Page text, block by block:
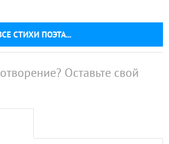
СТИХИ ПОЭТА...
Оставьте свой